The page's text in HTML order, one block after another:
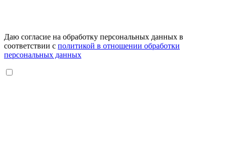
Даю согласие на обработку персональных данных в
соответствии с политикой в отношении обработки
персональных данных